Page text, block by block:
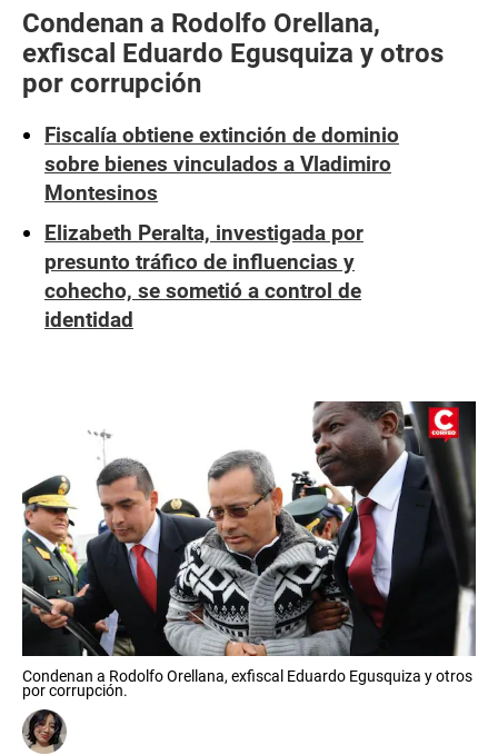
Condenan a Rodolfo Orellana,
exfiscal Eduardo Egusquiza y otros
por corrupción
Fiscalía obtiene extinción de dominio
sobre bienes vinculados a Vladimiro
Montesinos
Elizabeth Peralta, investigada por
presunto tráfico de influencias y
cohecho, se sometió a control de
identidad
Condenan a Rodolfo Orellana, exfiscal Eduardo Egusquiza y otros
por corrupción.